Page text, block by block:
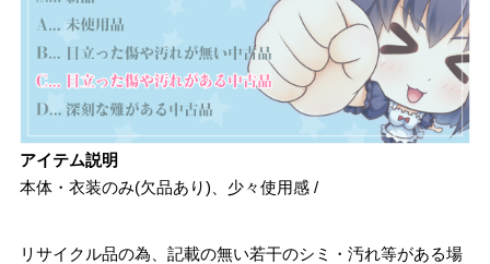
アイテム説明
本体・衣装のみ(欠品あり)、少々使用感 /
リサイクル品の為、記載の無い若干のシミ・汚れ等がある場